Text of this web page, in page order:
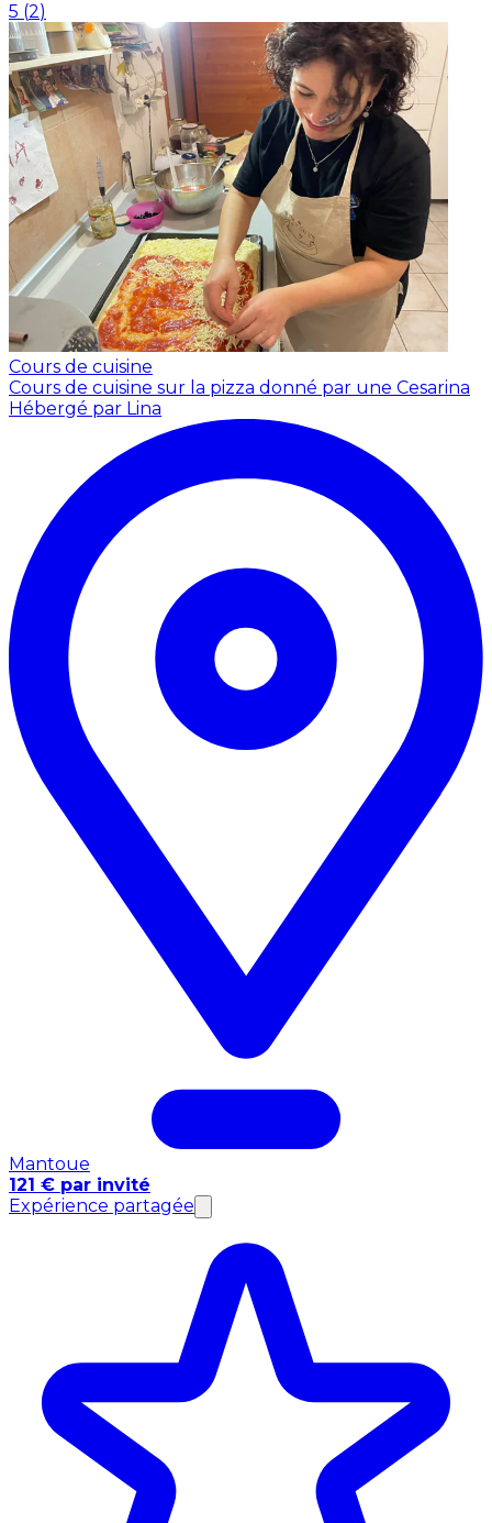
5 (2)
Cours de cuisine
Cours de cuisine sur la pizza donné par une Cesarina
Hébergé par Lina
Mantoue
121 € par invité
Expérience partagée